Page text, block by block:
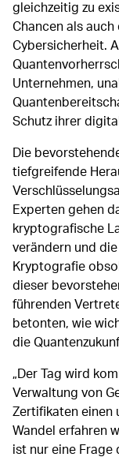
gleichzeitig zu
Chancen als
Cybersicherheit.
Unternehmen,
Schutz ihrer
Die
tiefgreifende
Experten gehen
kryptografische
verändern und
Kryptografie
dieser
führenden
betonten, wie
die
„Der Tag wird
Verwaltung von
Zertifikaten einen
Wandel erfahren
ist nur eine Frage